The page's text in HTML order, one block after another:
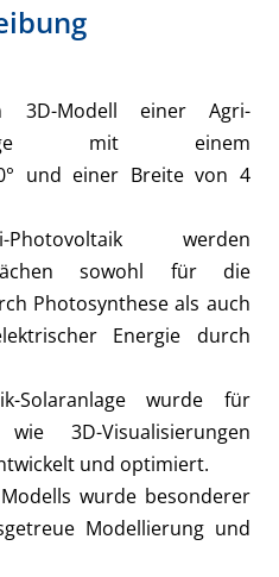
Modell einer Agri-
mit einem
und einer Breite von 4
werden
sowohl für die
Photosynthese als auch
Energie durch
Solaranlage wurde für
wie 3D-Visualisierungen
und optimiert.
wurde besonderer
Modellierung und